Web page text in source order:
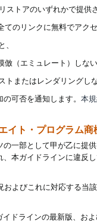
ストアのいずれかで提供
のリンクに無料でアク
倣（エミュレート）しな
トまたはレンダリングし
可否を通知します。 本
イト・プログラム
一部として甲が乙に提
本ガイドラインに違反
よびこれに対応する
ドラインの最新版、お